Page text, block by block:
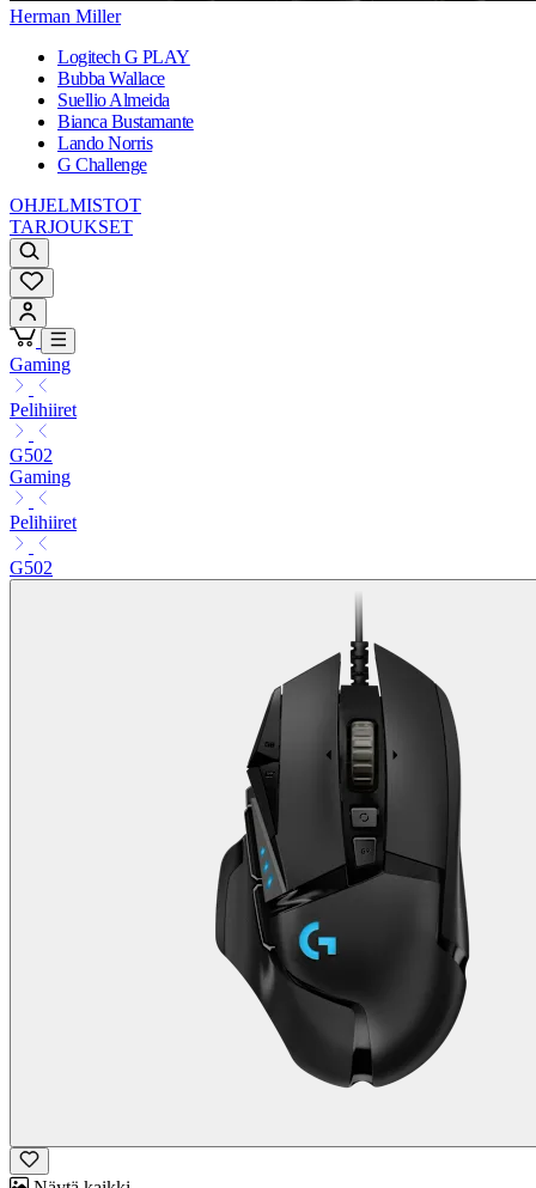
Herman Miller
Logitech G PLAY
Bubba Wallace
Suellio Almeida
Bianca Bustamante
Lando Norris
G Challenge
OHJELMISTOT
TARJOUKSET
Gaming
Pelihiiret
G502
Gaming
Pelihiiret
G502